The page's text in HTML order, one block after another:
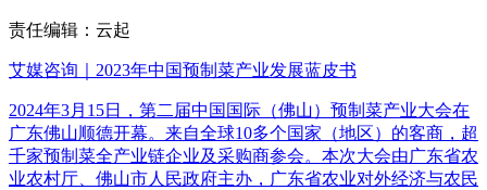
责任编辑：云起
艾媒咨询｜2023年中国预制菜产业发展蓝皮书
2024年3月15日，第二届中国国际（佛山）预制菜产业大会在
广东佛山顺德开幕。来自全球10多个国家（地区）的客商，超
千家预制菜全产业链企业及采购商参会。本次大会由广东省农
业农村厅、佛山市人民政府主办，广东省农业对外经济与农民